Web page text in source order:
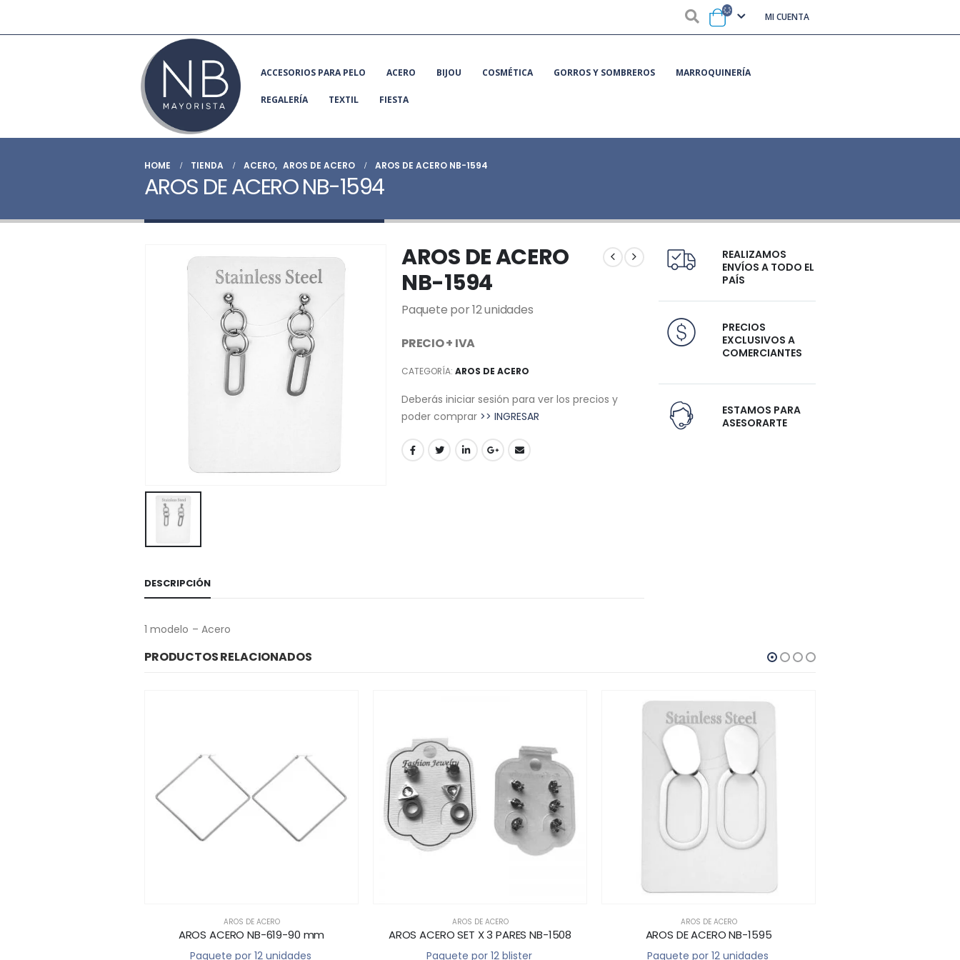
MI CUENTA
ACCESORIOS PARA PELO ACERO BIJOU COSMÉTICA GORROS Y SOMBREROS MARROQUINERÍA
REGALERÍA TEXTIL FIESTA
HOME TIENDA ACERO, AROS DE ACERO AROS DE ACERO NB-1594
AROS DE ACERO NB-1594
AROS DE ACERO
NB-1594
Paquete por 12 unidades
PRECIO + IVA
CATEGORÍA: AROS DE ACERO
Deberás iniciar sesión para ver los precios y
poder comprar >> INGRESAR
DESCRIPCIÓN
1 modelo – Acero
REALIZAMOS
ENVÍOS A TODO EL
PAÍS
PRECIOS
EXCLUSIVOS A
COMERCIANTES
ESTAMOS PARA
ASESORARTE
PRODUCTOS RELACIONADOS
AROS DE ACERO
AROS ACERO NB-619-90 mm
Paquete por 12 unidades
AROS DE ACERO
AROS ACERO SET X 3 PARES NB-1508
Paquete por 12 blister
AROS DE ACERO
AROS DE ACERO NB-1595
Paquete por 12 unidades